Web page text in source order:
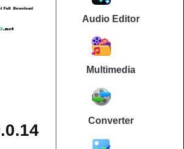
Audio Editor
Multimedia
Converter